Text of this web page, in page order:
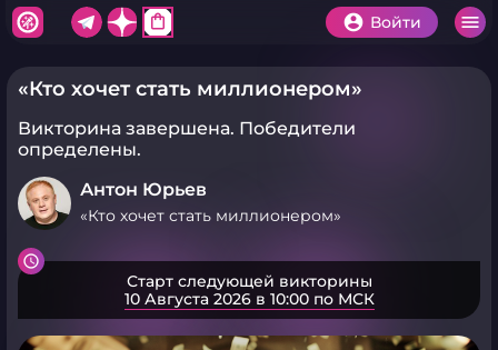
shopping_bag Войти
«Кто хочет стать миллионером»
Викторина завершена. Победители
определены.
Антон Юрьев
«Кто хочет стать миллионером»
Старт следующей викторины
10 Августа 2026 в 10:00 по МСК